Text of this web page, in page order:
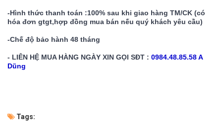
-Hình thức thanh toán :100% sau khi giao hàng TM/CK (có
hóa đơn gtgt,hợp đồng mua bán nếu quý khách yêu cầu)
-Chế độ bảo hành 48 tháng
- LIÊN HỆ MUA HÀNG NGÀY XIN GỌI SĐT : 0984.48.85.58 A
Dũng
Tags: